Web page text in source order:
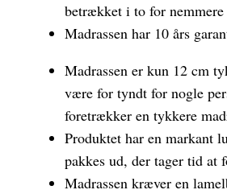
betrækket i to for nemmere
Madrassen har 10 års
Madrassen er kun 12 cm
være for tyndt for nogle
foretrækker en tykkere
Produktet har en markant
pakkes ud, der tager tid at
Madrassen kræver en